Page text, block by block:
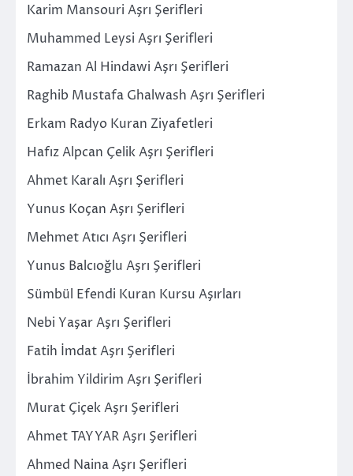
Karim Mansouri Aşrı Şerifleri
Muhammed Leysi Aşrı Şerifleri
Ramazan Al Hindawi Aşrı Şerifleri
Raghib Mustafa Ghalwash Aşrı Şerifleri
Erkam Radyo Kuran Ziyafetleri
Hafız Alpcan Çelik Aşrı Şerifleri
Ahmet Karalı Aşrı Şerifleri
Yunus Koçan Aşrı Şerifleri
Mehmet Atıcı Aşrı Şerifleri
Yunus Balcıoğlu Aşrı Şerifleri
Sümbül Efendi Kuran Kursu Aşırları
Nebi Yaşar Aşrı Şerifleri
Fatih İmdat Aşrı Şerifleri
İbrahim Yildirim Aşrı Şerifleri
Murat Çiçek Aşrı Şerifleri
Ahmet TAYYAR Aşrı Şerifleri
Ahmed Naina Aşrı Şerifleri